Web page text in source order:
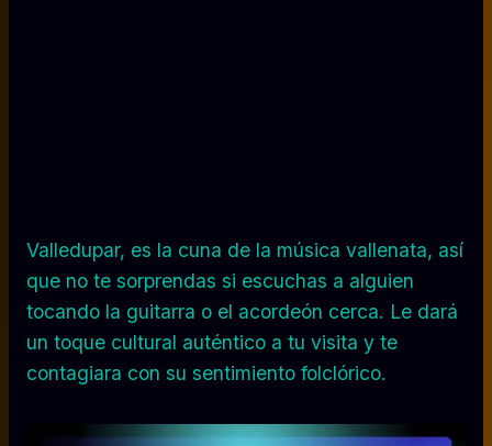
Valledupar, es la cuna de la música vallenata, así
que no te sorprendas si escuchas a alguien
tocando la guitarra o el acordeón cerca. Le dará
un toque cultural auténtico a tu visita y te
contagiara con su sentimiento folclórico.